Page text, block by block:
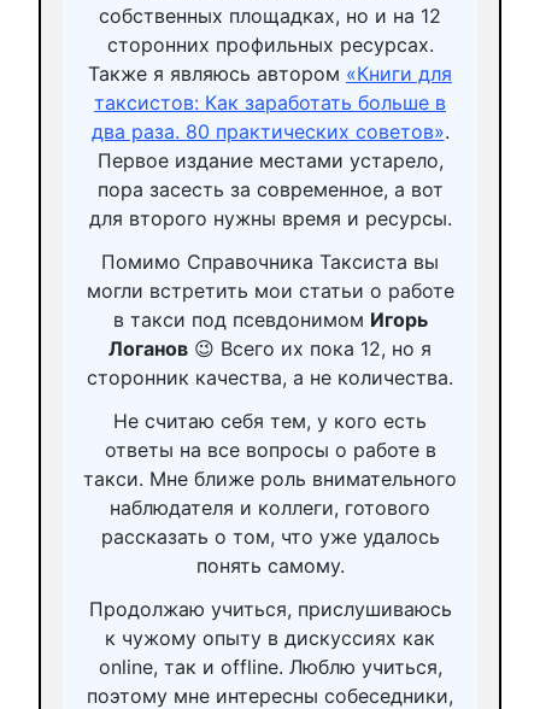
собственных площадках, но и на 12
сторонних профильных ресурсах.
Также я являюсь автором «Книги для
таксистов: Как заработать больше в
два раза. 80 практических советов».
Первое издание местами устарело,
пора засесть за современное, а вот
для второго нужны время и ресурсы.
Помимо Справочника Таксиста вы
могли встретить мои статьи о работе
в такси под псевдонимом Игорь
Логанов 😉 Всего их пока 12, но я
сторонник качества, а не количества.
Не считаю себя тем, у кого есть
ответы на все вопросы о работе в
такси. Мне ближе роль внимательного
наблюдателя и коллеги, готового
рассказать о том, что уже удалось
понять самому.
Продолжаю учиться, прислушиваюсь
к чужому опыту в дискуссиях как
online, так и offline. Люблю учиться,
поэтому мне интересны собеседники,